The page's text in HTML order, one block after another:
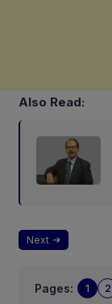
Also Read:
Next
Pages: 1 2